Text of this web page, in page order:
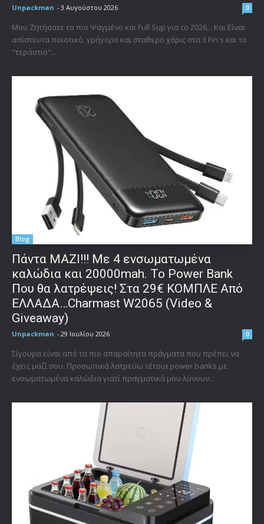
Unpackman - 3 Αυγούστου 2026 0
Μου Ζητήσατε το πιο Ψαγμένο και Full Sup για το 2026... Και Είναι
απίστευτα ποιοτικό, γρήγορο και σταθερό χάρις στα 3 Fin's και το
"τεράστιο"...
Blog
Πάντα ΜΑΖΙ!!! Με 4 ενσωματωμένα
καλώδια και 20000mah. Το Power Bank
Που θα λατρέψεις! Στα 29€ ΚΟΜΠΛΕ Από
ΕΛΛΑΔΑ…Charmast W2065 (Video &
Giveaway)
Unpackman - 29 Ιουλίου 2026 0
Σίγουρα είναι από τα πιο απαραίτητα πράγματα που πρέπει να
έχεις μαζί σου. Προσωπικά λατρεύω τέτοια power banks με
ενσωματωμένα καλώδια γιατί πραγματικά μου λύνουν...